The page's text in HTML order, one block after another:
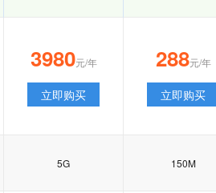
3980元/年
立即购买
288元/年
立即购买
5G 150M